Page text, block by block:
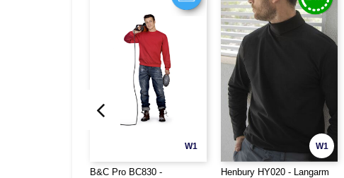
W1
B&C Pro BC830 -
W1
Henbury HY020 - Langarm